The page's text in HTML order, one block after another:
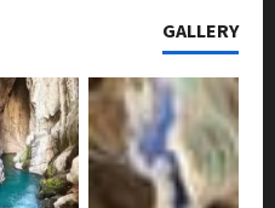
GALLERY